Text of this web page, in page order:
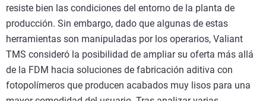
resiste bien las condiciones del entorno de la planta de
producción. Sin embargo, dado que algunas de estas
herramientas son manipuladas por los operarios, Valiant
TMS consideró la posibilidad de ampliar su oferta más allá
de la FDM hacia soluciones de fabricación aditiva con
fotopolímeros que producen acabados muy lisos para una